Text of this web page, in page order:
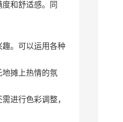
和舒适感。同
。可以运用各种
摊上热情的氛
进行色彩调整，